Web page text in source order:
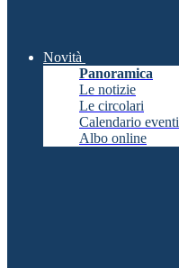
Novità
Panoramica
Le notizie
Le circolari
Calendario eventi
Albo online